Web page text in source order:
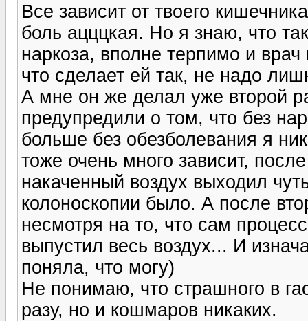
Все зависит от твоего
боль ацццкая. Но я знаю, что
наркоза, вполне терпимо и
что сделает ей так, не надо
А мне он же делал уже второй
предупредили о том, что без
больше без обезболевания я
тоже очень много зависит,
накаченный воздух выходил
колоноскопии было. А после
несмотря на то, что сам
выпустил весь воздух... И
поняла, что могу)
Не понимаю, что страшного в
разу, но и кошмаров никаких.